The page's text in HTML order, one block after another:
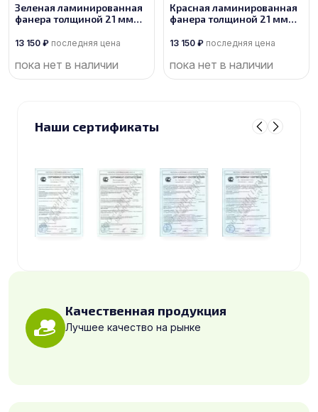
Зеленая ламинированная
фанера толщиной 21 мм
1/1
13 150 ₽ последняя цена
пока нет в наличии
Красная ламинированная
фанера толщиной 21 мм
1/1
13 150 ₽ последняя цена
пока нет в наличии
Наши сертификаты
Качественная продукция
Лучшее качество на рынке